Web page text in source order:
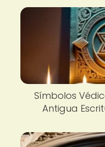
Símbolos
Antigua